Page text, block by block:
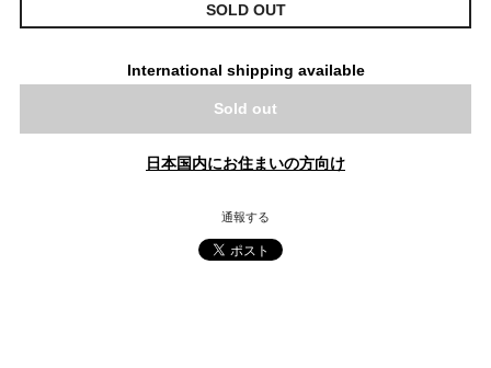
SOLD OUT
International shipping available
Sold out
日本国内にお住まいの方向け
通報する